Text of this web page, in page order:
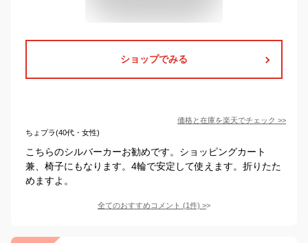
ショップでみる
価格と在庫を楽天でチェック >>
ちょプラ(40代・女性)
こちらのシルバーカーお勧めです。ショッピングカート
兼、椅子にもなります。4輪で安定して使えます。折りたた
めますよ。
全てのおすすめコメント (1件) >